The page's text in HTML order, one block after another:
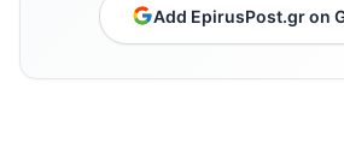
Add EpirusPost.gr on